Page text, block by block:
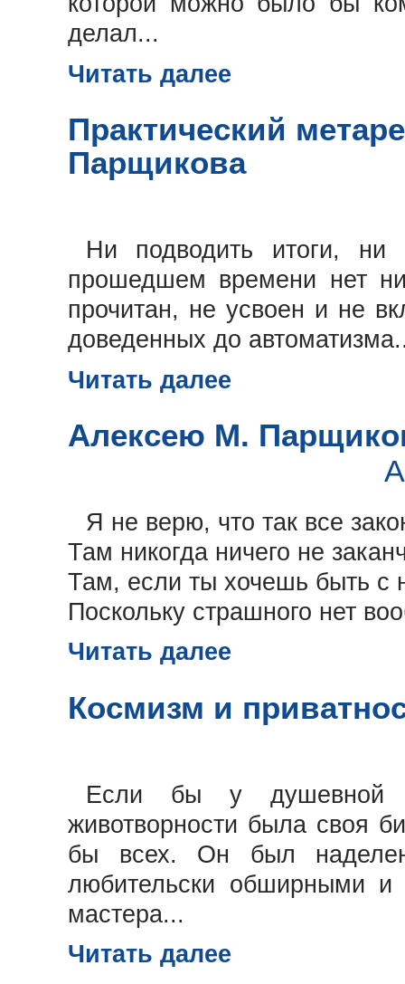
делал...
Читать далее
Практический
Парщикова
Ни подводить итоги,
прошедшем времени нет
прочитан, не усвоен и не
доведенных до
Читать далее
Алексею М.
Я не верю, что так все
Там никогда ничего не
Там, если ты хочешь быть с
Поскольку страшного нет
Читать далее
Космизм и
Если бы у душевной
животворности была своя
бы всех. Он был
любительски обширными и
мастера...
Читать далее